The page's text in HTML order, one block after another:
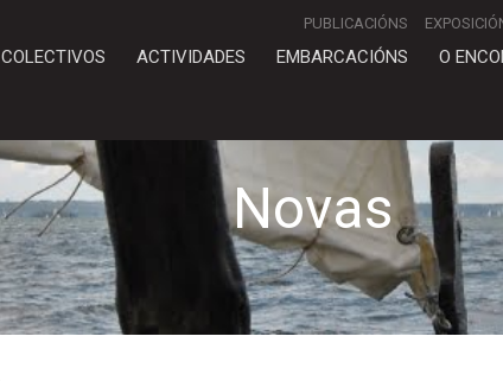
PUBLICACIÓNS
COLECTIVOS ACTIVIDADES EMBARCACIÓNS O
Novas